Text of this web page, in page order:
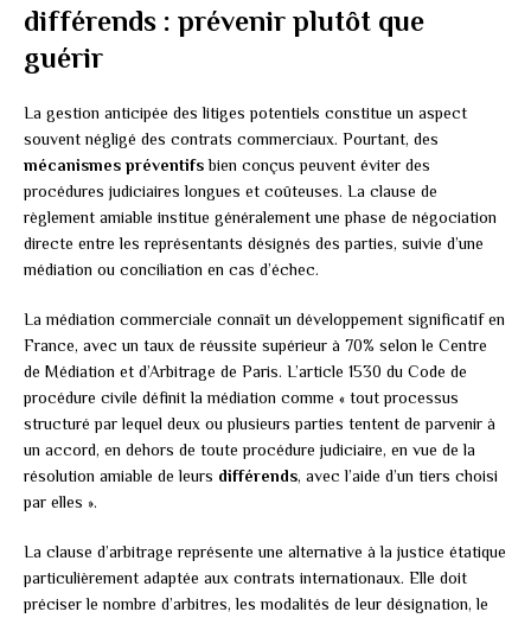
différends : prévenir plutôt que
guérir
La gestion anticipée des litiges potentiels constitue un aspect
souvent négligé des contrats commerciaux. Pourtant, des
mécanismes préventifsbien conçus peuvent éviter des
procédures judiciaires longues et coûteuses. La clause de
règlement amiable institue généralement une phase de négociation
directe entre les représentants désignés des parties, suivie d’une
médiation ou conciliation en cas d’échec.
La médiation commerciale connaît un développement significatif en
France, avec un taux de réussite supérieur à 70% selon le Centre
de Médiation et d’Arbitrage de Paris. L’article 1530 du Code de
procédure civile définit la médiation comme « tout processus
structuré par lequel deux ou plusieurs parties tentent de parvenir à
un accord, en dehors de toute procédure judiciaire, en vue de la
résolution amiable de leurs différends, avec l’aide d’un tiers choisi
par elles ».
La clause d’arbitrage représente une alternative à la justice étatique
particulièrement adaptée aux contrats internationaux. Elle doit
préciser le nombre d’arbitres, les modalités de leur désignation, le